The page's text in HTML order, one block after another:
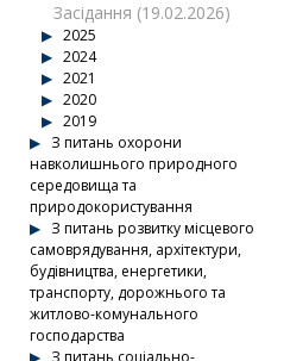
Засідання (19.02.2026)
2025
2024
2021
2020
2019
З питань охорони
навколишнього природного
середовища та
природокористування
З питань розвитку місцевого
самоврядування, архітектури,
будівництва, енергетики,
транспорту, дорожнього та
житлово-комунального
господарства
З питань соціально-